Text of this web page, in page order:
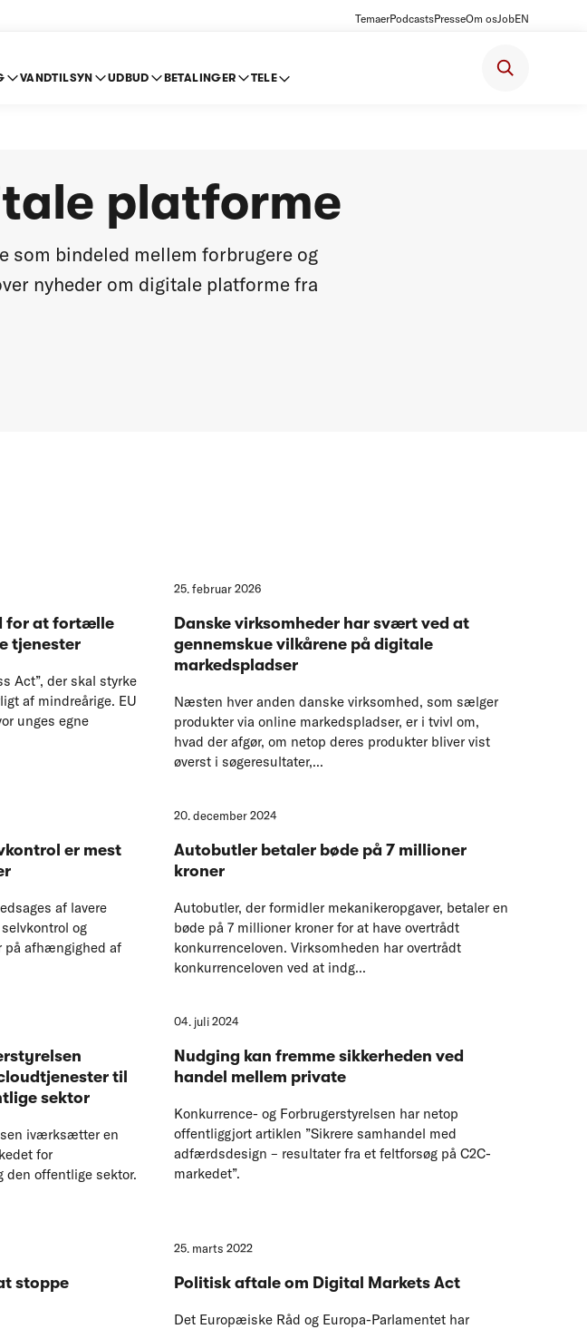
TemaerPodcastsPresseOm osJobEN
VANDTILSYN UDBUD BETALINGER TELE
platforme
bindeled mellem forbrugere og
nyheder om digitale platforme fra
for at fortælle
tjenester
Act”, der skal styrke
af mindreårige. EU
unges egne
25. februar 2026
Danske virksomheder har svært ved at
gennemskue vilkårene på digitale
markedspladser
Næsten hver anden danske virksomhed, som sælger
produkter via online markedspladser, er i tvivl om,
hvad der afgør, om netop deres produkter bliver vist
øverst i søgeresultater,...
er mest
af lavere
og
på afhængighed af
20. december 2024
Autobutler betaler bøde på 7 millioner
kroner
Autobutler, der formidler mekanikeropgaver, betaler en
bøde på 7 millioner kroner for at have overtrådt
konkurrenceloven. Virksomheden har overtrådt
konkurrenceloven ved at indg...
til
sektor
iværksætter en
for
den offentlige sektor.
04. juli 2024
Nudging kan fremme sikkerheden ved
handel mellem private
Konkurrence- og Forbrugerstyrelsen har netop
offentliggjort artiklen ”Sikrere samhandel med
adfærdsdesign – resultater fra et feltforsøg på C2C-
markedet”.
stoppe
25. marts 2022
Politisk aftale om Digital Markets Act
Det Europæiske Råd og Europa-Parlamentet har